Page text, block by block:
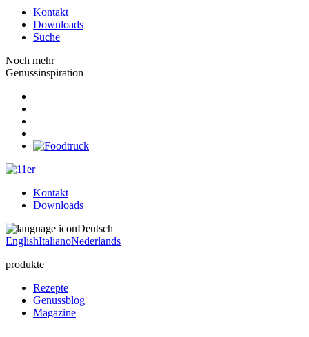
Kontakt
Downloads
Suche
Noch mehr
Genussinspiration
Kontakt
Downloads
Deutsch
EnglishItalianoNederlands
produkte
Rezepte
Genussblog
Magazine